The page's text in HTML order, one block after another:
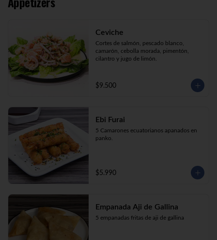
Katsu Roll (10) Pollo, queso crema,
cebollín, apanado en panko.
Ceviche
Cortes de salmón, pescado blanco,
camarón, cebolla morada, pimentón,
cilantro y jugo de limón.
$9.500
Ebi Furai
5 Camarones ecuatorianos apanados en
panko.
$5.990
Empanada Aji de Gallina
5 empanadas fritas de aji de gallina